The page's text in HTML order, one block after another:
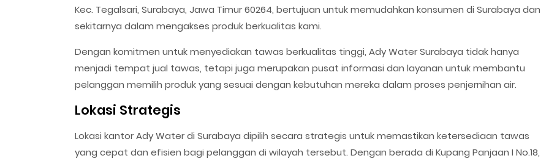
Kec. Tegalsari, Surabaya, Jawa Timur 60264, bertujuan untuk memudahkan konsumen di Surabaya dan
sekitarnya dalam mengakses produk berkualitas kami.
Dengan komitmen untuk menyediakan tawas berkualitas tinggi, Ady Water Surabaya tidak hanya
menjadi tempat jual tawas, tetapi juga merupakan pusat informasi dan layanan untuk membantu
pelanggan memilih produk yang sesuai dengan kebutuhan mereka dalam proses penjernihan air.
Lokasi Strategis
Lokasi kantor Ady Water di Surabaya dipilih secara strategis untuk memastikan ketersediaan tawas
yang cepat dan efisien bagi pelanggan di wilayah tersebut. Dengan berada di Kupang Panjaan I No.18,